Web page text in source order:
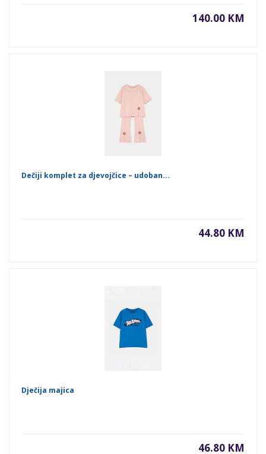
140.00 KM
Dečiji komplet za djevojčice – udoban...
44.80 KM
Dječija majica
46.80 KM